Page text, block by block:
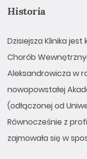
Historia
Dzisiejsza Klinika jest
Chorób
Aleksandrowicza w
nowopowstałej
(odłączonej od
Równocześnie z
zajmowała się w